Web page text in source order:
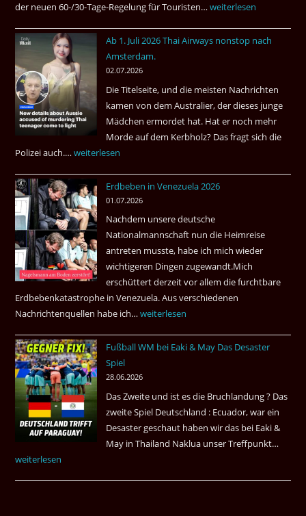
der neuen 60-/30-Tage-Regelung für Touristen…Tourismus:
Einreiseland
höchste
Kriminalität
aus?
weiterlesen
Ab 1. Juli 2026 Thai Airways nonstop nach
Amsterdam.
02.07.2026
Die Titelseite, und die meisten Nachrichten
kamen von dem Australier, der dieses junge
Mädchen ermordet hat. Hat er noch mehr
Morde auf dem Kerbholz? Das fragt sich die
Polizei auch.…Ab
Juli
2026
Thai
Airways
nonstop
nach
Amsterdam.
weiterlesen
Erdbeben in Venezuela 2026
01.07.2026
Nachdem unsere deutsche
Nationalmannschaft nun die Heimreise
antreten musste, habe ich mich wieder
wichtigeren Dingen zugewandt.Mich
erschüttert derzeit vor allem die furchtbare
Erdbebenkatastrophe in Venezuela. Aus verschiedenen
Nachrichtenquellen habe ich…Erdbeben
Venezuela
weiterlesen
Fußball WM bei Eaki & May Das Desaster
Spiel
28.06.2026
Das Zweite und ist es die Bruchlandung ? Das
zweite Spiel Deutschland : Ecuador, war ein
Desaster geschaut haben wir das bei Eaki &
May in Thailand Naklua unser Treffpunkt…
bei
weiterlesen